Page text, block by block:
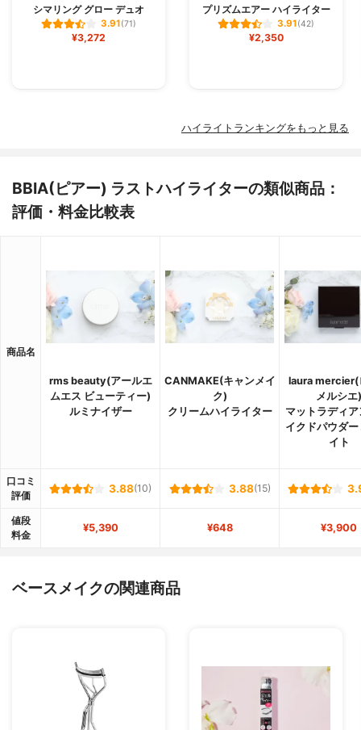
シマリング グロー デュオ
3.91(71)
¥3,272
プリズムエアー ハイライター
3.91(42)
¥2,350
ハイライトランキングをもっと見る
BBIA(ピアー) ラストハイライターの類似商品：
評価・料金比較表
商品名
rms beauty(アールエ
ムエス ビューティー)
ルミナイザー
CANMAKE(キャンメイ
ク)
クリームハイライター
laura mercier(
メルシエ)
マットラディア
イクドパウダー
イト
口コミ
評価
3.88(10) 3.88(15)
値段
料金
¥5,390 ¥648 ¥3,900
ベースメイクの関連商品